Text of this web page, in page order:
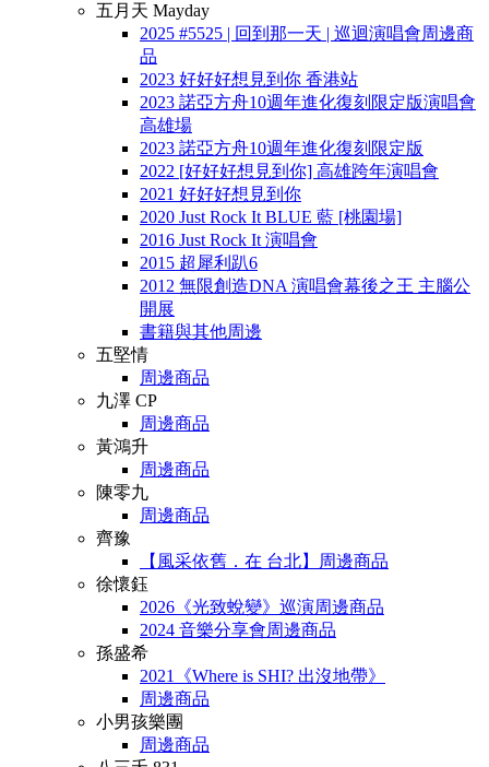
五月天 Mayday
2025 #5525 | 回到那一天 | 巡迴演唱會周邊商
品
2023 好好好想見到你 香港站
2023 諾亞方舟10週年進化復刻限定版演唱會
高雄場
2023 諾亞方舟10週年進化復刻限定版
2022 [好好好想見到你] 高雄跨年演唱會
2021 好好好想見到你
2020 Just Rock It BLUE 藍 [桃園場]
2016 Just Rock It 演唱會
2015 超犀利趴6
2012 無限創造DNA 演唱會幕後之王 主腦公
開展
書籍與其他周邊
五堅情
周邊商品
九澤 CP
周邊商品
黃鴻升
周邊商品
陳零九
周邊商品
齊豫
【風采依舊．在 台北】周邊商品
徐懷鈺
2026《光致蛻變》巡演周邊商品
2024 音樂分享會周邊商品
孫盛希
2021《Where is SHI? 出沒地帶》
周邊商品
小男孩樂團
周邊商品